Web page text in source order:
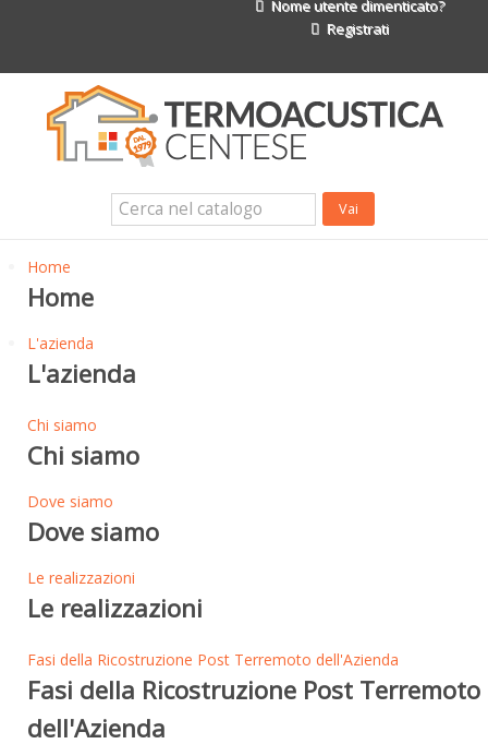
Nome utente dimenticato?
Registrati
Impermeabilizzanti per l'edilizia
Isolanti Termici, cartongesso e sistemi a secco
Isolanti Acustici
Porte e Finestre
Home
Home
L'azienda
L'azienda
Chi siamo
Chi siamo
Dove siamo
Dove siamo
Le realizzazioni
Le realizzazioni
Fasi della Ricostruzione Post Terremoto dell'Azienda
Fasi della Ricostruzione Post Terremoto
dell'Azienda